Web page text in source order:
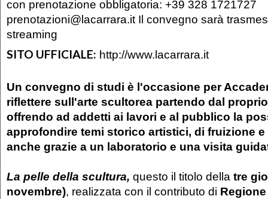
con prenotazione obbligatoria: +39 328 1721727
prenotazioni@lacarrara.it Il convegno sarà
streaming
SITO UFFICIALE: http://www.lacarrara.it
Un convegno di studi è l'occasione per
riflettere sull'arte scultorea partendo dal
offrendo ad addetti ai lavori e al pubblico la
approfondire temi storico artistici, di fruizione
anche grazie a un laboratorio e una visita
La pelle della scultura, questo il titolo della tre
novembre), realizzata con il contributo di Regione